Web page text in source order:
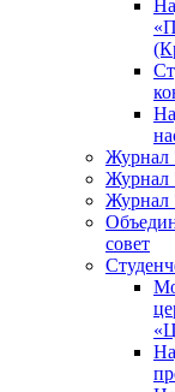
Журнал
Журнал
Журнал
совет